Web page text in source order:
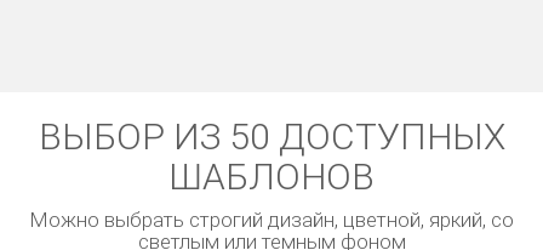
ВЫБОР ИЗ 50 ДОСТУПНЫХ
ШАБЛОНОВ
Можно выбрать строгий дизайн, цветной, яркий, со
светлым или темным фоном